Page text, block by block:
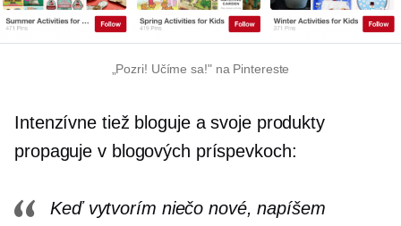
„Pozri! Učíme sa!" na Pintereste
Intenzívne tiež bloguje a svoje produkty
propaguje v blogových príspevkoch:
Keď vytvorím niečo nové, napíšem